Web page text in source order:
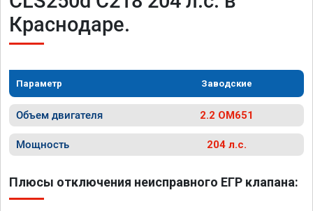
Краснодаре.
Параметр Заводские
Объем двигателя 2.2 OM651
Мощность 204 л.с.
Плюсы отключения неисправного ЕГР клапана: